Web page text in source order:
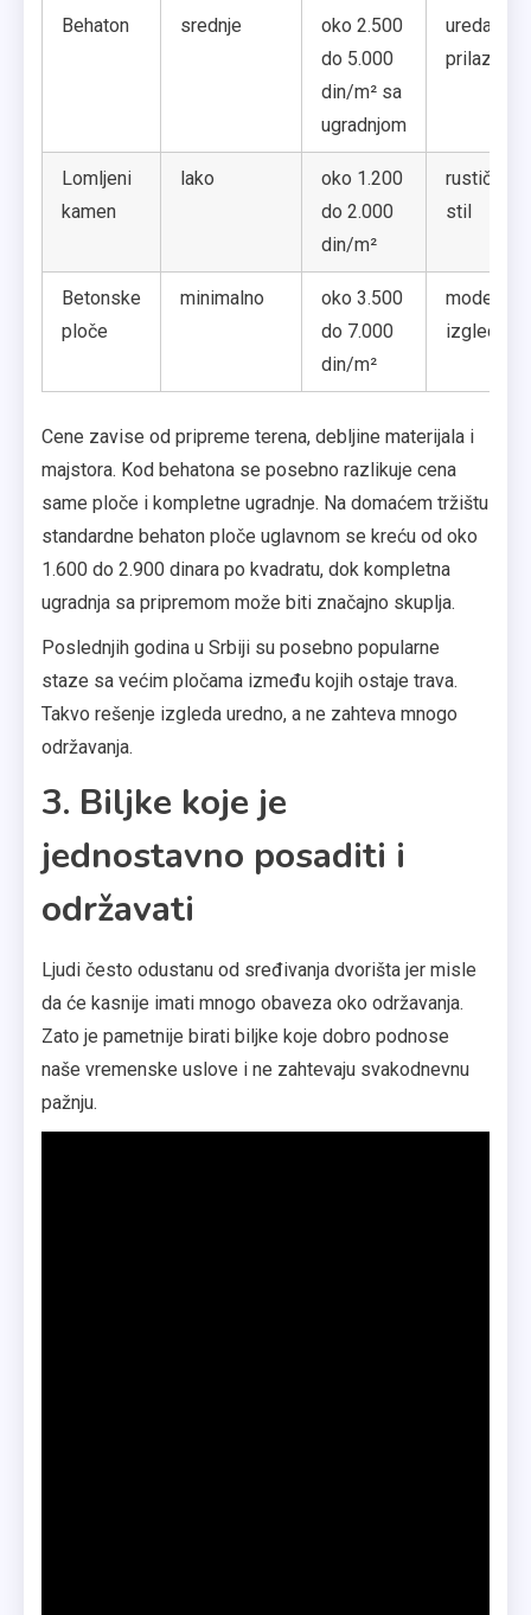
Behaton srednje
oko 2.500
do 5.000
din/m² sa
ugradnjom
uredan
prilaz
Lomljeni
kamen
lako
oko 1.200
do 2.000
din/m²
rustičniji
stil
Betonske
ploče
minimalno
oko 3.500
do 7.000
din/m²
moderniji
izgled
Cene zavise od pripreme terena, debljine materijala i
majstora. Kod behatona se posebno razlikuje cena
same ploče i kompletne ugradnje. Na domaćem tržištu
standardne behaton ploče uglavnom se kreću od oko
1.600 do 2.900 dinara po kvadratu, dok kompletna
ugradnja sa pripremom može biti značajno skuplja.
Poslednjih godina u Srbiji su posebno popularne
staze sa većim pločama između kojih ostaje trava.
Takvo rešenje izgleda uredno, a ne zahteva mnogo
održavanja.
3. Biljke koje je
jednostavno posaditi i
održavati
Ljudi često odustanu od sređivanja dvorišta jer misle
da će kasnije imati mnogo obaveza oko održavanja.
Zato je pametnije birati biljke koje dobro podnose
naše vremenske uslove i ne zahtevaju svakodnevnu
pažnju.